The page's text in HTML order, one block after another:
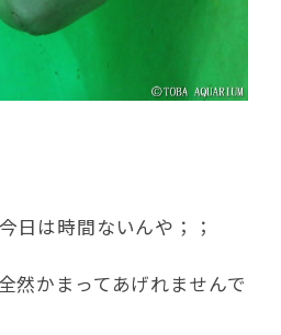
日は時間ないんや；；
然かまってあげれませんで